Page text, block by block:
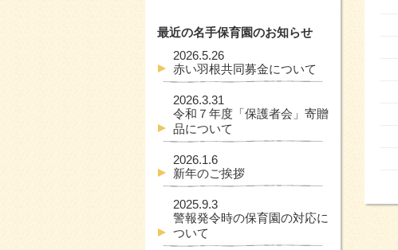
最近の名手保育園のお知らせ
2026.5.26
赤い羽根共同募金について
2026.3.31
令和７年度「保護者会」寄贈
品について
2026.1.6
新年のご挨拶
2025.9.3
警報発令時の保育園の対応に
ついて